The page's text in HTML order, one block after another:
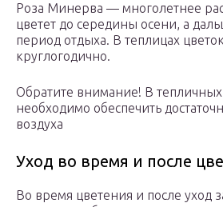
Роза Минерва — многолетнее
цветет до середины осени, а
период отдыха. В теплицах
круглогодично.
Обратите внимание! В тепличных
необходимо обеспечить
воздуха
Уход во время и после
Во время цветения и после уход